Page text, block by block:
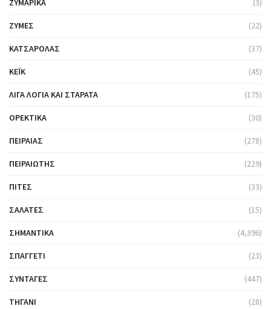
ΖΎΜΕΣ (22)
ΚΑΤΣΑΡΌΛΑΣ (37)
ΚΈΙΚ (45)
ΛΊΓΑ ΛΌΓΙΑ ΚΑΙ ΣΤΑΡΆΤΑ (175)
ΟΡΕΚΤΙΚΆ (30)
ΠΕΙΡΑΙΆΣ (278)
ΠΕΙΡΑΙΏΤΗΣ (229)
ΠΊΤΕΣ (33)
ΣΑΛΆΤΕΣ (15)
ΣΗΜΑΝΤΙΚΆ (4,396)
ΣΠΑΓΓΈΤΙ (23)
ΣΥΝΤΑΓΈΣ (447)
ΤΗΓΆΝΙ (28)